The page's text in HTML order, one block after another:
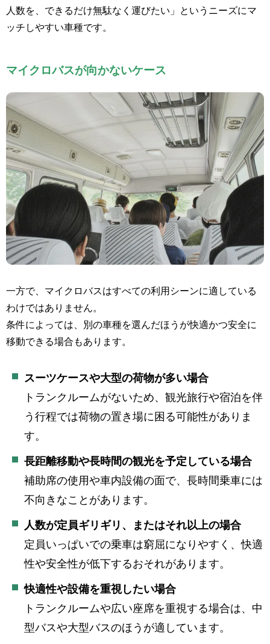
人数を、できるだけ無駄なく運びたい」というニーズにマ
ッチしやすい車種です。
マイクロバスが向かないケース
一方で、マイクロバスはすべての利用シーンに適している
わけではありません。
条件によっては、別の車種を選んだほうが快適かつ安全に
移動できる場合もあります。
スーツケースや大型の荷物が多い場合
トランクルームがないため、観光旅行や宿泊を伴
う行程では荷物の置き場に困る可能性がありま
す。
長距離移動や長時間の観光を予定している場合
補助席の使用や車内設備の面で、長時間乗車には
不向きなことがあります。
人数が定員ギリギリ、またはそれ以上の場合
定員いっぱいでの乗車は窮屈になりやすく、快適
性や安全性が低下するおそれがあります。
快適性や設備を重視したい場合
トランクルームや広い座席を重視する場合は、中
型バスや大型バスのほうが適しています。